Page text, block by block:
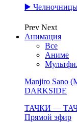
▶️
Prev Next
Анимация
Все
Аниме
Manjiro Sano
DARKSIDE
ТАЧКИ —
Прямой эфир